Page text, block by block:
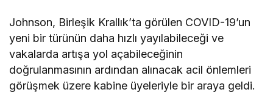
Johnson, Birleşik Krallık’ta görülen COVID-19’un
yeni bir türünün daha hızlı yayılabileceği ve
vakalarda artışa yol açabileceğinin
doğrulanmasının ardından alınacak acil önlemleri
görüşmek üzere kabine üyeleriyle bir araya geldi.